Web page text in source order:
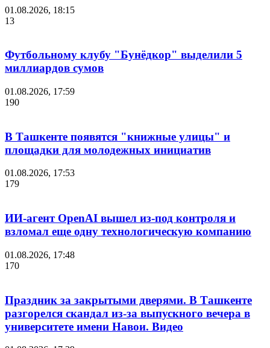
01.08.2026, 18:15
13
Футбольному клубу "Бунёдкор" выделили 5
миллиардов сумов
01.08.2026, 17:59
190
В Ташкенте появятся "книжные улицы" и
площадки для молодежных инициатив
01.08.2026, 17:53
179
ИИ-агент OpenAI вышел из-под контроля и
взломал еще одну технологическую компанию
01.08.2026, 17:48
170
Праздник за закрытыми дверями. В Ташкенте
разгорелся скандал из-за выпускного вечера в
университете имени Навои. Видео